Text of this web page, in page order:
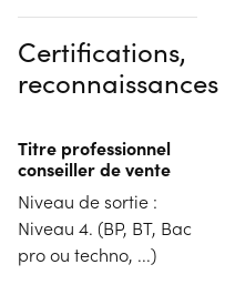
Certifications,
reconnaissances
Titre professionnel
conseiller de vente
Niveau de sortie :
Niveau 4. (BP, BT, Bac
pro ou techno, ...)